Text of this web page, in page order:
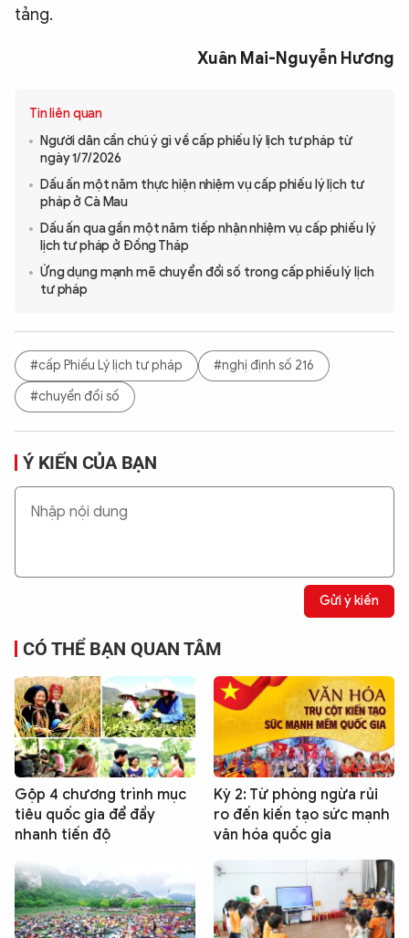
tảng.
Xuân Mai-Nguyễn Hương
Tin liên quan
Người dân cần chú ý gì về cấp phiếu lý lịch tư pháp từ
ngày 1/7/2026
Dấu ấn một năm thực hiện nhiệm vụ cấp phiếu lý lịch tư
pháp ở Cà Mau
Dấu ấn qua gần một năm tiếp nhận nhiệm vụ cấp phiếu lý
lịch tư pháp ở Đồng Tháp
Ứng dụng mạnh mẽ chuyển đổi số trong cấp phiếu lý lịch
tư pháp
#cấp Phiếu Lý lịch tư pháp
#nghị định số 216
#chuyển đổi số
Ý KIẾN CỦA BẠN
Gửi ý kiến
CÓ THỂ BẠN QUAN TÂM
Gộp 4 chương trình mục
tiêu quốc gia để đẩy
nhanh tiến độ
Kỳ 2: Từ phòng ngừa rủi
ro đến kiến tạo sức mạnh
văn hóa quốc gia